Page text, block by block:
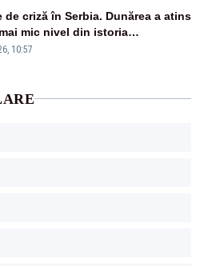
de criză în Serbia. Dunărea a atins
mic nivel din istoria
Se prefigurează restricții
10:57